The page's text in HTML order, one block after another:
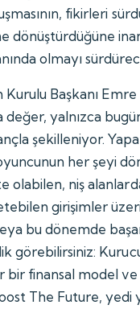
fikirleri
dönüştürdüğüne
olmayı
Başkanı
değer, yalnızca
şekilleniyor.
her şeyi
olabilen, niş
girişimler
bu dönemde
görebilirsiniz:
bir finansal model
The Future, yedi